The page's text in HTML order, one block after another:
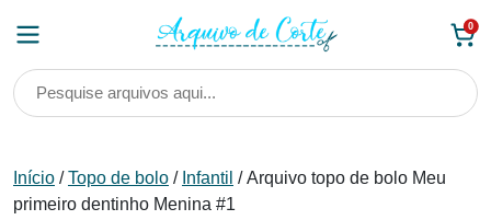
0
Início /Topo de bolo / Infantil / Arquivo topo de bolo Meu
primeiro dentinho Menina #1